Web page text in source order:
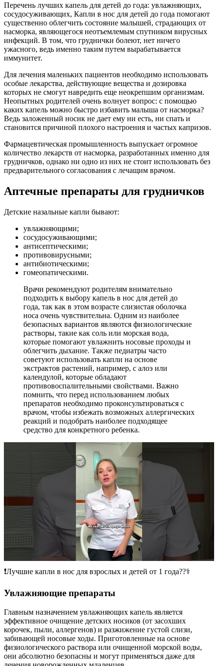
Перечень лучших капель для детей до года: увлажняющих,
сосудосуживающих, Капли в нос для детей до года помогают
существенно облегчить состояние малышей, страдающих от
насморка, являющегося неотъемлемым спутником вирусных
инфекций. В том, что груднички болеют, нет ничего
ужасного, ведь именно таким путем вырабатывается
иммунитет.
Для лечения маленьких пациентов необходимо использовать
особые лекарства, действующие вещества и дозировка
которых не смогут навредить еще неокрепшим организмам.
Неопытных родителей очень волнует вопрос: с помощью
каких капель можно быстро избавить малыша от насморка?
Ведь заложенный носик не дает ему ни есть, ни спать и
становится причиной плохого настроения и частых капризов.
Фармацевтическая промышленность выпускает огромное
количество лекарств от насморка, разработанных именно для
грудничков, однако ни одно из них не стоит использовать без
предварительного согласования с лечащим врачом.
Аптечные препараты для грудничков
Детские назальные капли бывают:
увлажняющими;
сосудосуживающими;
антисептическими;
противовирусными;
антибиотическими;
гомеопатическими.
Врачи рекомендуют родителям внимательно
подходить к выбору капель в нос для детей до
года, так как в этом возрасте слизистая оболочка
носа очень чувствительна. Одним из наиболее
безопасных вариантов являются физиологические
растворы, такие как соль или морская вода,
которые помогают увлажнить носовые проходы и
облегчить дыхание. Также педиатры часто
советуют использовать капли на основе
экстрактов растений, например, с алоэ или
календулой, которые обладают
противовоспалительными свойствами. Важно
помнить, что перед использованием любых
препаратов необходимо проконсультироваться с
врачом, чтобы избежать возможных аллергических
реакций и подобрать наиболее подходящее
средство для конкретного ребенка.
❗️Лучшие капли в нос для взрослых и детей от 1 года??‍⚕️
Увлажняющие препараты
Главным назначением увлажняющих капель является
эффективное очищение детских носиков (от засохших
корочек, пыли, аллергенов) и разжижение густой слизи,
забивающей носовые ходы. Приготовленные на основе
физиологического раствора или очищенной морской воды,
они абсолютно безопасны и могут применяться даже для